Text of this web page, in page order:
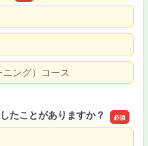
ング）コース
たことがありますか？